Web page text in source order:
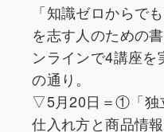
「知識ゼロからで
を志す人のための
ンラインで4講座を
の通り。
▽5月20日＝①「独
仕入れ方と商品情